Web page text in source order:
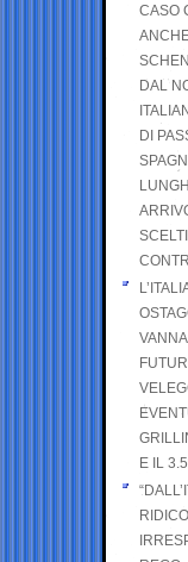
CASO
DAL
DI
E IL